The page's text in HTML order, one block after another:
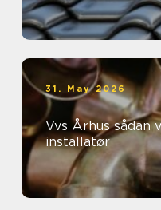
31. May 2026
Vvs Århus sådan vælger du den rigtige
installatør